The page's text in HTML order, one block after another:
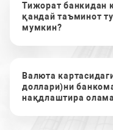
Тижорат банкидан
қандай таъминот
мумкин?
Валюта
доллари)ни
нақдлаштира